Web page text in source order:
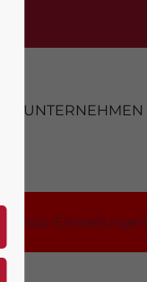
UNTERNEHMEN
Einstellungen